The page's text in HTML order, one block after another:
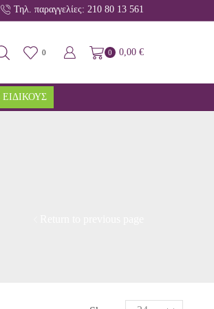
Ειδικές τιμές για ξενοδοχειακές
Τηλ. παραγγελίες: 210 80 13 561
0 0 0,00 €